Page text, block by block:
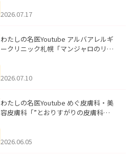
した。
2026.07.17
わたしの名医Youtube アルバアレルギ
ークリニック札幌「マンジャロのリア
た。
2026.07.10
わたしの名医Youtube めぐ皮膚科・美
容皮膚科「”とおりすがりの皮膚科
2026.06.05